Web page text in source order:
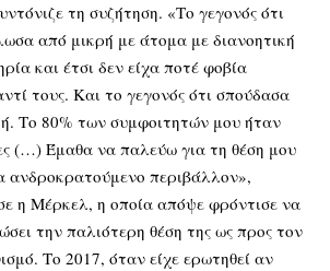
τη συζήτηση. «Το γεγονός ότι
από μικρή με άτομα με διανοητική
και έτσι δεν είχα ποτέ φοβία
τους. Και το γεγονός ότι σπούδασα
Το 80% των συμφοιτητών μου ήταν
(…) Έμαθα να παλεύω για τη θέση μου
ανδροκρατούμενο περιβάλλον»,
η Μέρκελ, η οποία απόψε φρόντισε να
την παλιότερη θέση της ως προς τον
Το 2017, όταν είχε ερωτηθεί αν